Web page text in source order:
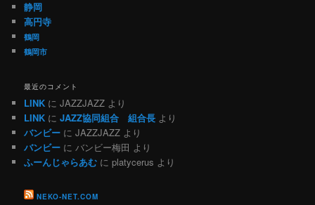
静岡
高円寺
鶴岡
鶴岡市
最近のコメント
LINK にJAZZJAZZ より
LINK にJAZZ協同組合 組合長 より
バンビー にJAZZJAZZ より
バンビー に バンビー梅田 より
ふーんじゃらあむ にplatycerus より
NEKO-NET.COM